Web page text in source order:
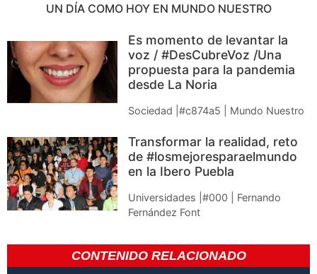
UN DÍA COMO HOY EN MUNDO NUESTRO
Es momento de levantar la
voz / #DesCubreVoz /Una
propuesta para la pandemia
desde La Noria
Sociedad |#c874a5 | Mundo Nuestro
Transformar la realidad, reto
de #losmejoresparaelmundo
en la Ibero Puebla
Universidades |#000 | Fernando
Fernández Font
CONTENIDO RELACIONADO